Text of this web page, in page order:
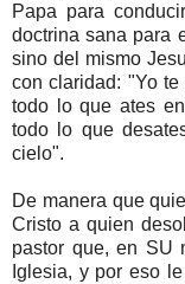
Papa para
doctrina sana para
sino del mismo
con claridad: "Yo
todo lo que ates
todo lo que
cielo".
De manera que
Cristo a quien
pastor que, en SU
Iglesia, y por eso